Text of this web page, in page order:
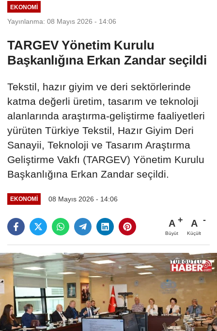
EKONOMİ
Yayınlanma: 08 Mayıs 2026 - 14:06
TARGEV Yönetim Kurulu
Başkanlığına Erkan Zandar seçildi
Tekstil, hazır giyim ve deri sektörlerinde
katma değerli üretim, tasarım ve teknoloji
alanlarında araştırma-geliştirme faaliyetleri
yürüten Türkiye Tekstil, Hazır Giyim Deri
Sanayii, Teknoloji ve Tasarım Araştırma
Geliştirme Vakfı (TARGEV) Yönetim Kurulu
Başkanlığına Erkan Zandar seçildi.
EKONOMİ 08 Mayıs 2026 - 14:06
A
Büyüt
A
Küçült